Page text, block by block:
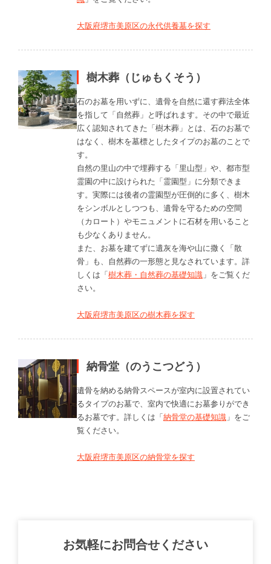
大阪府堺市美原区の永代供養墓を探す
樹木葬（じゅもくそう）
石のお墓を用いずに、遺骨を自然に還す葬法全体
を指して「自然葬」と呼ばれます。その中で最近
広く認知されてきた「樹木葬」とは、石のお墓で
はなく、樹木を墓標としたタイプのお墓のことで
す。
自然の里山の中で埋葬する「里山型」や、都市型
霊園の中に設けられた「霊園型」に分類できま
す。実際には後者の霊園型が圧倒的に多く、樹木
をシンボルとしつつも、遺骨を守るための空間
（カロート）やモニュメントに石材を用いること
も少なくありません。
また、お墓を建てずに遺灰を海や山に撒く「散
骨」も、自然葬の一形態と見なされています。詳
しくは「樹木葬・自然葬の基礎知識 」をご覧くだ
さい。
大阪府堺市美原区の樹木葬を探す
納骨堂（のうこつどう）
遺骨を納める納骨スペースが室内に設置されてい
るタイプのお墓で、室内で快適にお墓参りができ
るお墓です。詳しくは「納骨堂の基礎知識 」をご
覧ください。
大阪府堺市美原区の納骨堂を探す
お気軽にお問合せください